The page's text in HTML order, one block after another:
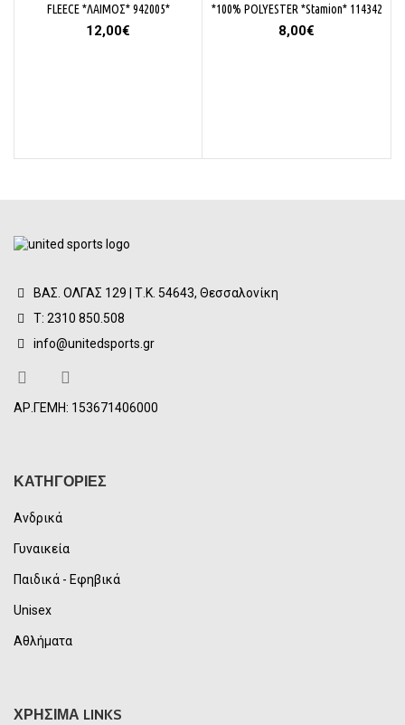
FLEECE *ΛΑΙΜΟΣ* 942005*
12,00€
*100% POLYESTER *Stamion* 114342
8,00€
ΒΑΣ. ΟΛΓΑΣ 129 | Τ.Κ. 54643, Θεσσαλονίκη
Τ: 2310 850.508
info@unitedsports.gr
ΑΡ.ΓΕΜΗ: 153671406000
ΚΑΤΗΓΟΡΙΕΣ
Ανδρικά
Γυναικεία
Παιδικά - Εφηβικά
Unisex
Αθλήματα
ΧΡΗΣΙΜΑ LINKS